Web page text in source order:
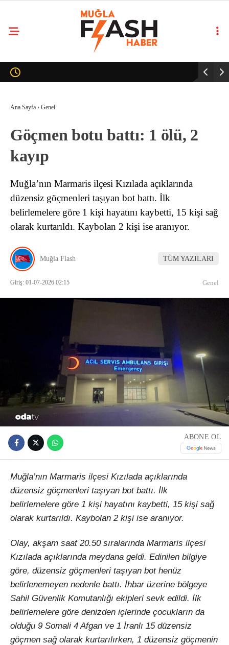
Ana Sayfa › Genel
Göçmen botu battı: 1 ölü, 2
kayıp
Muğla’nın Marmaris ilçesi Kızılada açıklarında
düzensiz göçmenleri taşıyan bot battı. İlk
belirlemelere göre 1 kişi hayatını kaybetti, 15 kişi sağ
olarak kurtarıldı. Kaybolan 2 kişi ise aranıyor.
Muğla Flash TÜM YAZILARI
Giriş: 01-07-2026 02:15 Genel
ABONE OL
Muğla’nın Marmaris ilçesi Kızılada açıklarında
düzensiz göçmenleri taşıyan bot battı. İlk
belirlemelere göre 1 kişi hayatını kaybetti, 15 kişi sağ
olarak kurtarıldı. Kaybolan 2 kişi ise aranıyor.
Olay, akşam saat 20.50 sıralarında Marmaris ilçesi
Kızılada açıklarında meydana geldi. Edinilen bilgiye
göre, düzensiz göçmenleri taşıyan bot henüz
belirlenemeyen nedenle battı. İhbar üzerine bölgeye
Sahil Güvenlik Komutanlığı ekipleri sevk edildi. İlk
belirlemelere göre denizden içlerinde çocukların da
olduğu 9 Somali 4 Afgan ve 1 İranlı 15 düzensiz
göçmen sağ olarak kurtarılırken, 1 düzensiz göçmenin